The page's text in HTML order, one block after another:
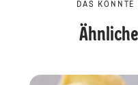
DAS KÖNNTE